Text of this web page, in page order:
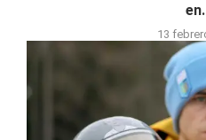
13